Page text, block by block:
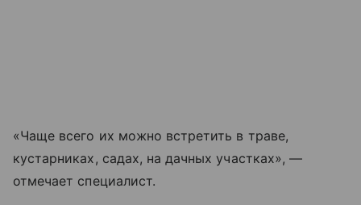
«Чаще всего их можно встретить в траве,
кустарниках, садах, на дачных участках», —
отмечает специалист.